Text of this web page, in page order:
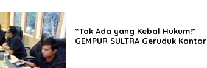
“Tak Ada yang Kebal Hukum!”
GEMPUR SULTRA Geruduk Kantor